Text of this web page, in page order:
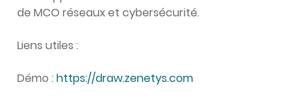
de MCO réseaux et cybersécurité.
Liens utiles :
Démo : https://draw.zenetys.com